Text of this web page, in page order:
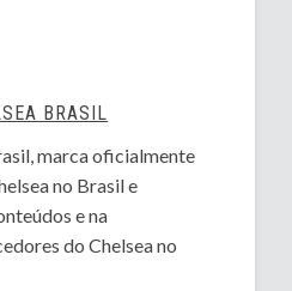
BRASIL
marca oficialmente
no Brasil e
e na
do Chelsea no